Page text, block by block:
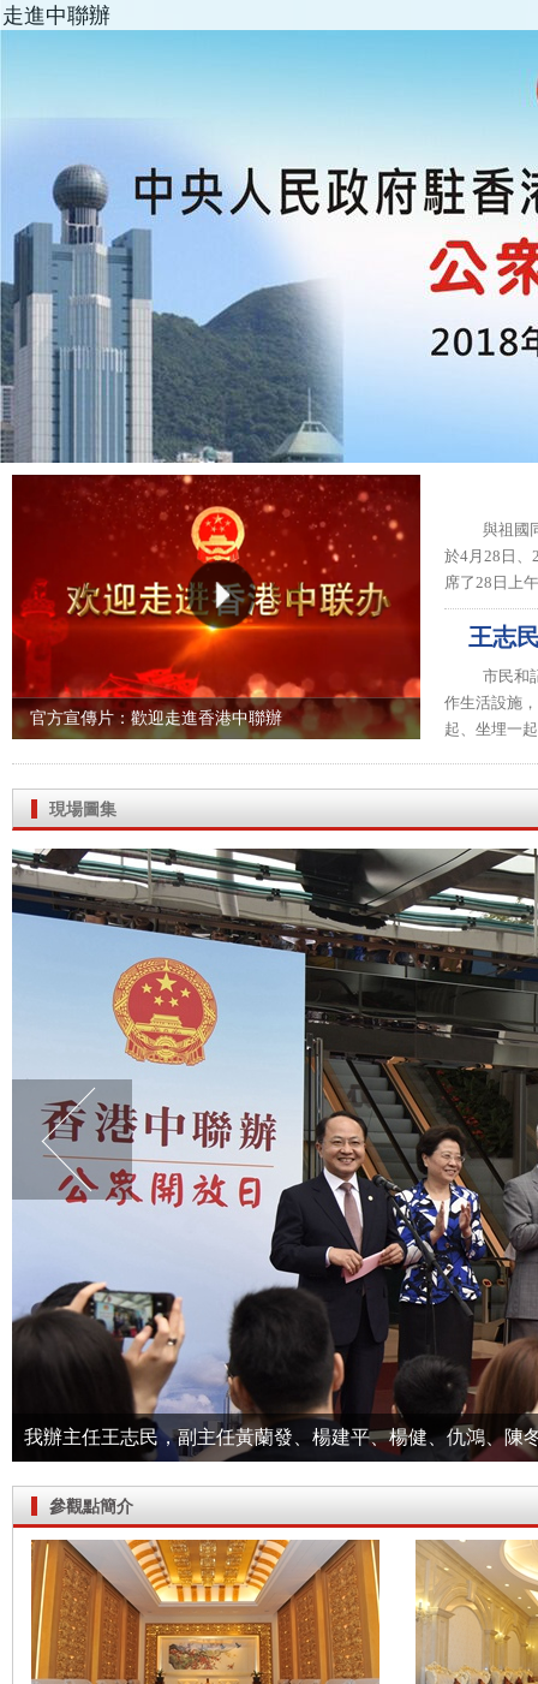
走進中聯辦
官方宣傳片：歡迎走進香港中聯辦
與祖國
於4月28日、
席了28日上
王志
市民和
作生活設施
起、坐埋一
現場圖集
我辦主任王志民，副主任黃蘭發、楊建平、楊健、仇鴻、陳
參觀點簡介